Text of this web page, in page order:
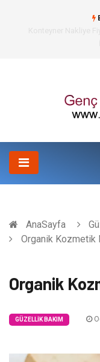
AnaSayfa
Organik Kozmetik
Organik
GÜZELLIK BAKIM